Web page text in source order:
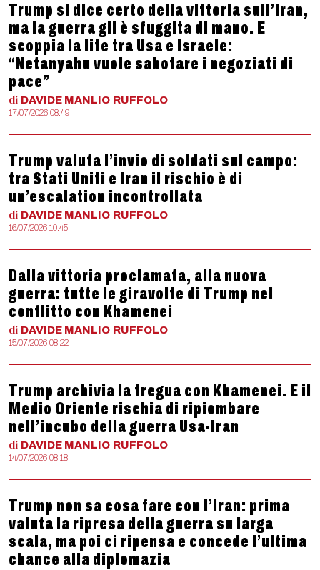
Trump si dice certo della vittoria sull’Iran,
ma la guerra gli è sfuggita di mano. E
scoppia la lite tra Usa e Israele:
“Netanyahu vuole sabotare i negoziati di
pace”
di DAVIDE MANLIO RUFFOLO
17/07/2026 08:49
Trump valuta l’invio di soldati sul campo:
tra Stati Uniti e Iran il rischio è di
un’escalation incontrollata
di DAVIDE MANLIO RUFFOLO
16/07/2026 10:45
Dalla vittoria proclamata, alla nuova
guerra: tutte le giravolte di Trump nel
conflitto con Khamenei
di DAVIDE MANLIO RUFFOLO
15/07/2026 08:22
Trump archivia la tregua con Khamenei. E il
Medio Oriente rischia di ripiombare
nell’incubo della guerra Usa-Iran
di DAVIDE MANLIO RUFFOLO
14/07/2026 08:18
Trump non sa cosa fare con l’Iran: prima
valuta la ripresa della guerra su larga
scala, ma poi ci ripensa e concede l’ultima
chance alla diplomazia